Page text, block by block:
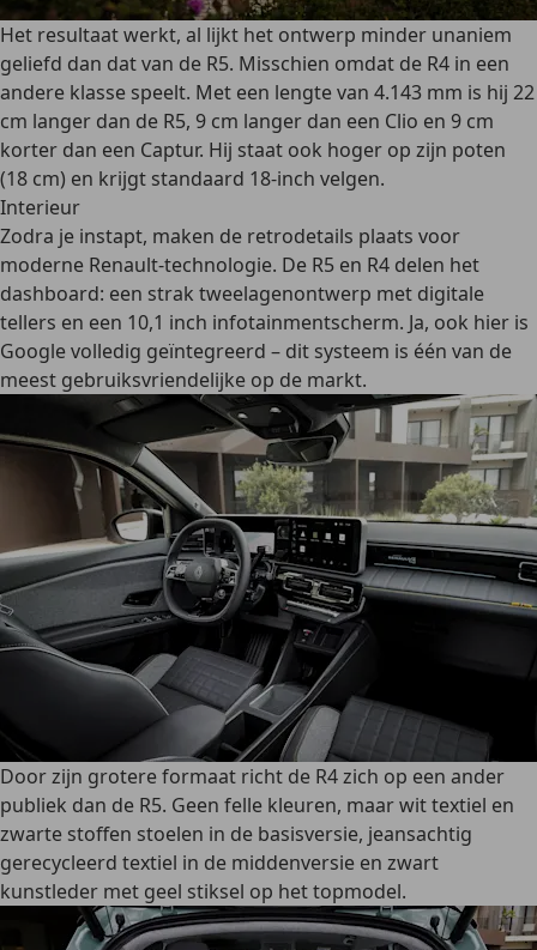
Het resultaat werkt, al lijkt het ontwerp minder unaniem
geliefd dan dat van de R5. Misschien omdat de R4 in een
andere klasse speelt. Met een lengte van 4.143 mm is hij 22
cm langer dan de R5, 9 cm langer dan een Clio en 9 cm
korter dan een Captur. Hij staat ook hoger op zijn poten
(18 cm) en krijgt standaard 18-inch velgen.
Interieur
Zodra je instapt, maken de retrodetails plaats voor
moderne Renault-technologie. De R5 en R4 delen het
dashboard: een strak tweelagenontwerp met digitale
tellers en een 10,1 inch infotainmentscherm. Ja, ook hier is
Google volledig geïntegreerd – dit systeem is één van de
meest gebruiksvriendelijke op de markt.
Door zijn grotere formaat richt de R4 zich op een ander
publiek dan de R5. Geen felle kleuren, maar wit textiel en
zwarte stoffen stoelen in de basisversie, jeansachtig
gerecycleerd textiel in de middenversie en zwart
kunstleder met geel stiksel op het topmodel.